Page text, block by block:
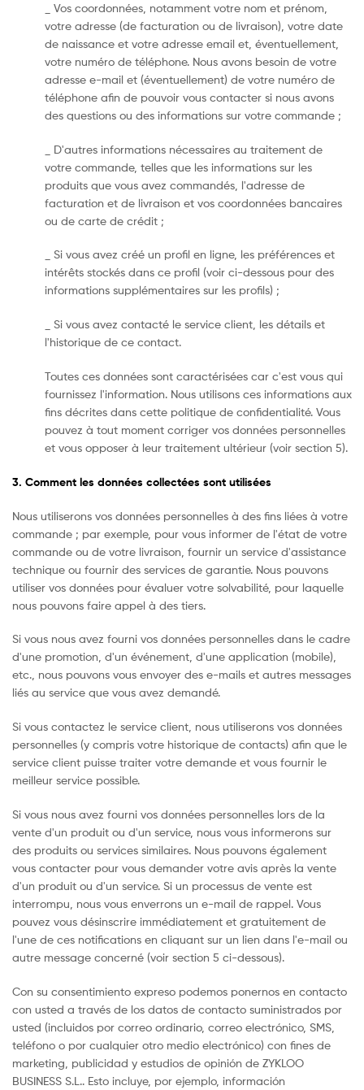
_ Vos coordonnées, notamment votre nom et prénom,
votre adresse (de facturation ou de livraison), votre date
de naissance et votre adresse email et, éventuellement,
votre numéro de téléphone. Nous avons besoin de votre
adresse e-mail et (éventuellement) de votre numéro de
téléphone afin de pouvoir vous contacter si nous avons
des questions ou des informations sur votre commande ;
_ D'autres informations nécessaires au traitement de
votre commande, telles que les informations sur les
produits que vous avez commandés, l'adresse de
facturation et de livraison et vos coordonnées bancaires
ou de carte de crédit ;
_ Si vous avez créé un profil en ligne, les préférences et
intérêts stockés dans ce profil (voir ci-dessous pour des
informations supplémentaires sur les profils) ;
_ Si vous avez contacté le service client, les détails et
l'historique de ce contact.
Toutes ces données sont caractérisées car c'est vous qui
fournissez l'information. Nous utilisons ces informations aux
fins décrites dans cette politique de confidentialité. Vous
pouvez à tout moment corriger vos données personnelles
et vous opposer à leur traitement ultérieur (voir section 5).
3. Comment les données collectées sont utilisées
Nous utiliserons vos données personnelles à des fins liées à votre
commande ; par exemple, pour vous informer de l'état de votre
commande ou de votre livraison, fournir un service d'assistance
technique ou fournir des services de garantie. Nous pouvons
utiliser vos données pour évaluer votre solvabilité, pour laquelle
nous pouvons faire appel à des tiers.
Si vous nous avez fourni vos données personnelles dans le cadre
d'une promotion, d'un événement, d'une application (mobile),
etc., nous pouvons vous envoyer des e-mails et autres messages
liés au service que vous avez demandé.
Si vous contactez le service client, nous utiliserons vos données
personnelles (y compris votre historique de contacts) afin que le
service client puisse traiter votre demande et vous fournir le
meilleur service possible.
Si vous nous avez fourni vos données personnelles lors de la
vente d'un produit ou d'un service, nous vous informerons sur
des produits ou services similaires. Nous pouvons également
vous contacter pour vous demander votre avis après la vente
d'un produit ou d'un service. Si un processus de vente est
interrompu, nous vous enverrons un e-mail de rappel. Vous
pouvez vous désinscrire immédiatement et gratuitement de
l'une de ces notifications en cliquant sur un lien dans l'e-mail ou
autre message concerné (voir section 5 ci-dessous).
Con su consentimiento expreso podemos ponernos en contacto
con usted a través de los datos de contacto suministrados por
usted (incluidos por correo ordinario, correo electrónico, SMS,
teléfono o por cualquier otro medio electrónico) con fines de
marketing, publicidad y estudios de opinión de ZYKLOO
BUSINESS S.L.. Esto incluye, por ejemplo, información